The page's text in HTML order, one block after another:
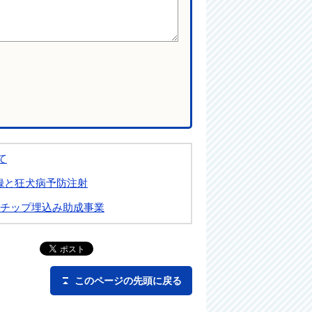
と狂犬病予防注射
ップ埋込み助成事業
このページの先頭に戻る